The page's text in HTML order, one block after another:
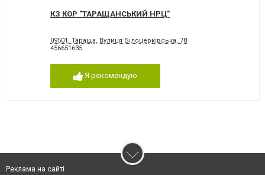
КЗ КОР "ТАРАЩАНСЬКИЙ НРЦ"
09501, Тараща, Вулиця Білоцерківська, 78
456651635
Я рекомендую
Реклама на сайті